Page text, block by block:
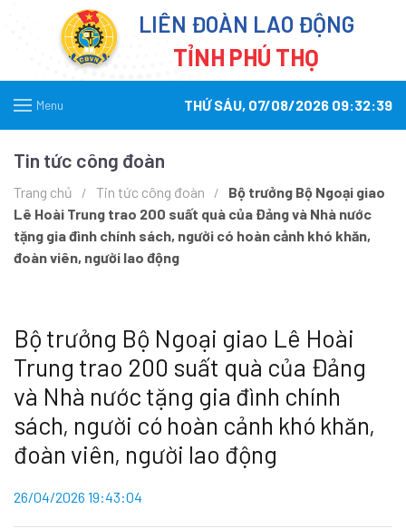
LIÊN ĐOÀN LAO ĐỘNG
TỈNH PHÚ THỌ
Menu THỨ SÁU, 07/08/2026 09:32:39
Tin tức công đoàn
Trang chủ Tin tức công đoàn
Bộ trưởng Bộ Ngoại giao
Lê Hoài Trung trao 200 suất quà của Đảng và Nhà nước
tặng gia đình chính sách, người có hoàn cảnh khó khăn,
đoàn viên, người lao động
Bộ trưởng Bộ Ngoại giao Lê Hoài
Trung trao 200 suất quà của Đảng
và Nhà nước tặng gia đình chính
sách, người có hoàn cảnh khó khăn,
đoàn viên, người lao động
26/04/2026 19:43:04